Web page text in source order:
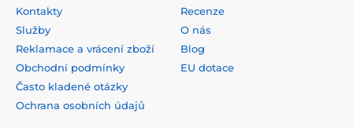
Kontakty
Služby
Reklamace a vrácení zboží
Obchodní podmínky
Často kladené otázky
Ochrana osobních údajů
Recenze
O nás
Blog
EU dotace